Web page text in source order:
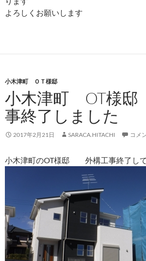
よろしくお願いします
小木津町 ＯＴ様邸
小木津町 OT様
事終了しました
2017年2月21日 SARACA.HITACHI コメ
小木津町のOT様邸 外構工事終了し